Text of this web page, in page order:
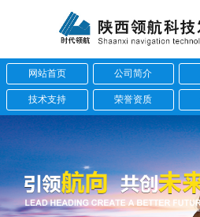
网站首页 公司简介
技术支持 荣誉资质